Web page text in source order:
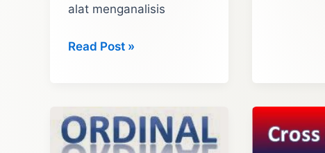
alat menganalisis
Kuantitatif
Tujuan,
Jenis-
Jenis,
Read Post »